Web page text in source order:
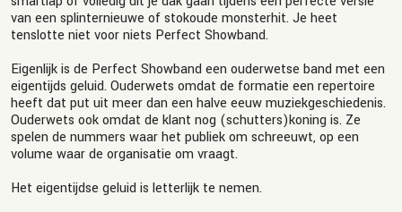
van een splinternieuwe of stokoude monsterhit. Je heet
tenslotte niet voor niets Perfect Showband.
Eigenlijk is de Perfect Showband een ouderwetse band met een
eigentijds geluid. Ouderwets omdat de formatie een repertoire
heeft dat put uit meer dan een halve eeuw muziekgeschiedenis.
Ouderwets ook omdat de klant nog (schutters)koning is. Ze
spelen de nummers waar het publiek om schreeuwt, op een
volume waar de organisatie om vraagt.
Het eigentijdse geluid is letterlijk te nemen.